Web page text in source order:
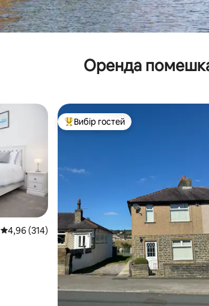
Оренда
Середня оцінка: 4,96 з 5, відгуки: 314
4,96 (314)
Топ вибір гостей
Вибір гостей